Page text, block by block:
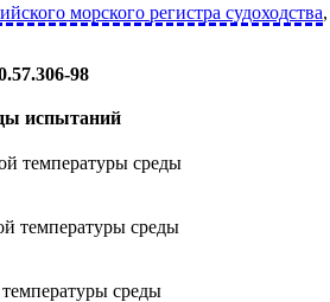
морского регистра судоходства,
98
испытаний
температуры среды
температуры среды
среды